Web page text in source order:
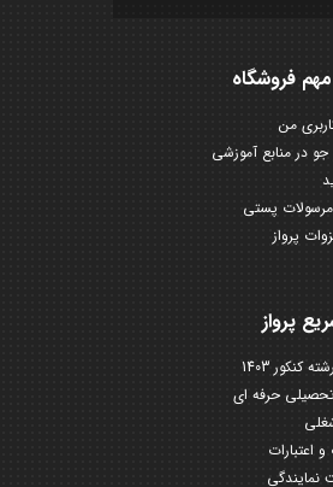
فروشگاه
من
در منابع آموزشی
پستی
پرواز
پرواز
کنکور 1403
حرفه ای
و اعتبارات
نمایندگی